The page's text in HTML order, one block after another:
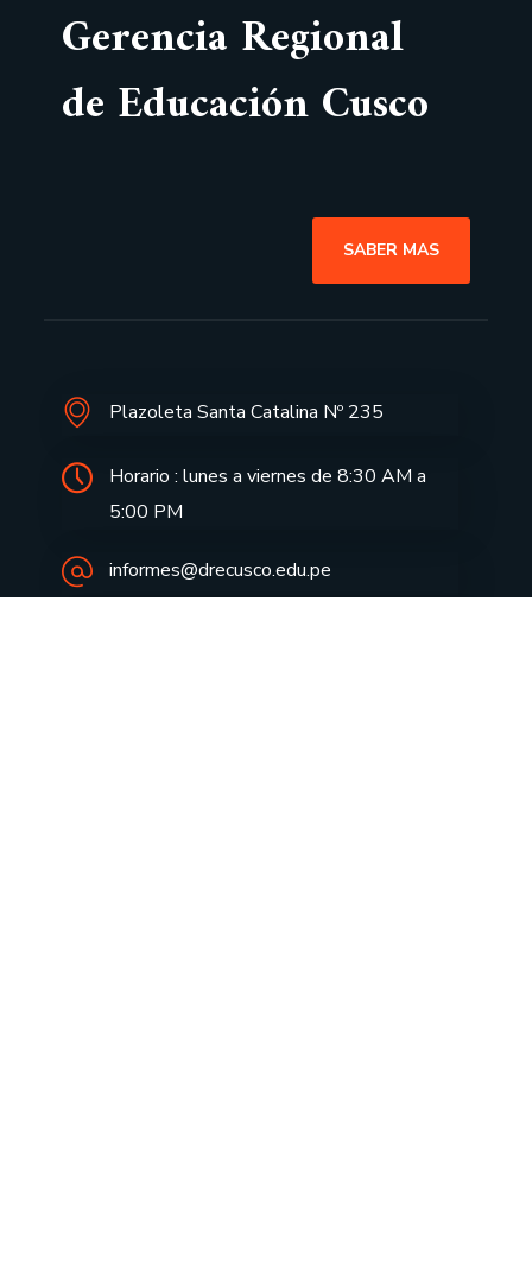
Gerencia Regional
de Educación Cusco
SABER MAS
Plazoleta Santa Catalina Nº 235
Horario : lunes a viernes de 8:30 AM a
5:00 PM
informes@drecusco.edu.pe